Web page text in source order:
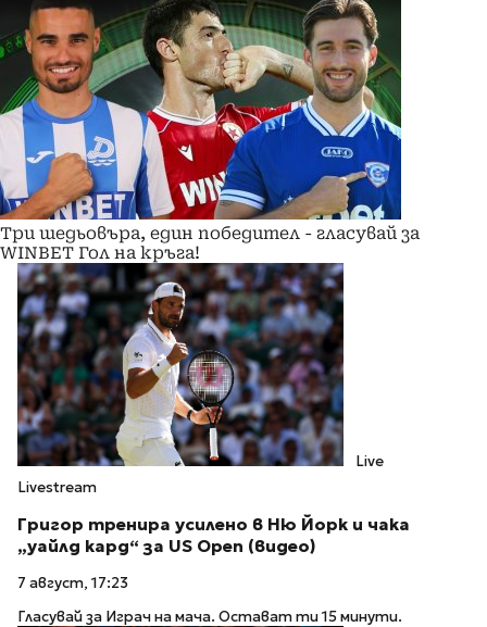
Три шедьовъра, един победител - гласувай за
WINBET Гол на кръга!
Live
Livestream
Григор тренира усилено в Ню Йорк и чака
„уайлд кард“ за US Open (видео)
7 август, 17:23
Гласувай за Играч на мача. Остават ти 15 минути.